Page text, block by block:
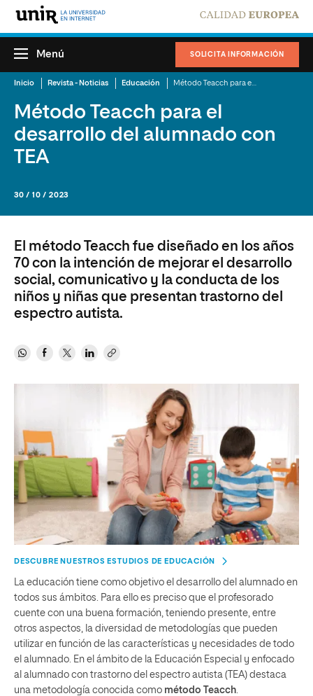
SOLICITA INFORMACIÓN
Menú
Inicio Revista - Noticias Educación
Método Teacch para el
desarrollo del alumnado con
TEA
30 / 10 / 2023
El método Teacch fue diseñado en los años
70 con la intención de mejorar el desarrollo
social, comunicativo y la conducta de los
niños y niñas que presentan trastorno del
espectro autista.
DESCUBRE NUESTROS ESTUDIOS DE EDUCACIÓN
La educación tiene como objetivo el desarrollo del alumnado en
todos sus ámbitos. Para ello es preciso que el profesorado
cuente con una buena formación, teniendo presente, entre
otros aspectos, la diversidad de metodologías que pueden
utilizar en función de las características y necesidades de todo
el alumnado. En el ámbito de la Educación Especial y enfocado
al alumnado con trastorno del espectro autista (TEA) destaca
una metodología conocida como método Teacch